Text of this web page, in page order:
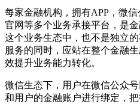
每家金融机构，拥有APP，微
官网等多个业务承接平台，是
这个业务生态中，也不是独立
服务的同时，应站在整个金融
效提升业务能力转化。
微信生态下，用户在微信公众
和用户的金融账户进行绑定，